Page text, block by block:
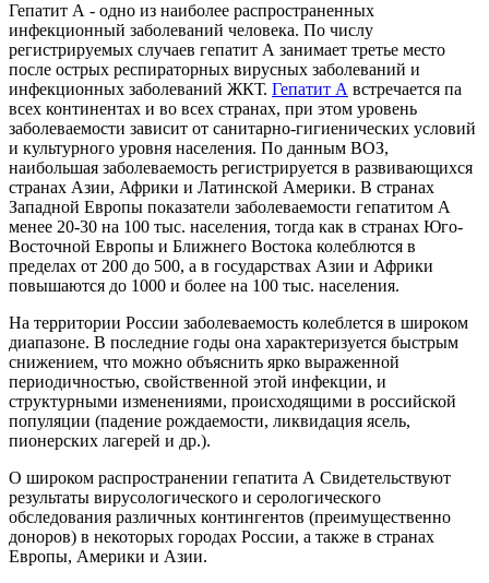
Гепатит А - одно из наиболее распространенных
инфекционный заболеваний человека. По числу
регистрируемых случаев гепатит А занимает третье место
после острых респираторных вирусных заболеваний и
инфекционных заболеваний ЖКТ. Гепатит А встречается па
всех континентах и во всех странах, при этом уровень
заболеваемости зависит от санитарно-гигиенических условий
и культурного уровня населения. По данным ВОЗ,
наибольшая заболеваемость регистрируется в развивающихся
странах Азии, Африки и Латинской Америки. В странах
Западной Европы показатели заболеваемости гепатитом А
менее 20-30 на 100 тыс. населения, тогда как в странах Юго-
Восточной Европы и Ближнего Востока колеблются в
пределах от 200 до 500, а в государствах Азии и Африки
повышаются до 1000 и более на 100 тыс. населения.
На территории России заболеваемость колеблется в широком
диапазоне. В последние годы она характеризуется быстрым
снижением, что можно объяснить ярко выраженной
периодичностью, свойственной этой инфекции, и
структурными изменениями, происходящими в российской
популяции (падение рождаемости, ликвидация ясель,
пионерских лагерей и др.).
О широком распространении гепатита А Свидетельствуют
результаты вирусологического и серологического
обследования различных контингентов (преимущественно
доноров) в некоторых городах России, а также в странах
Европы, Америки и Азии.